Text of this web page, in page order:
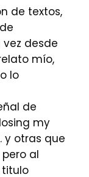
de textos,
desde
mío,
lo
de
my
y otras que
al
titulo